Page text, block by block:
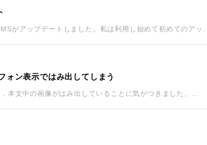
がアップデートしました。私は利用し始めて初めてのアッ...
ォン表示ではみ出してしまう
本文中の画像がはみ出していることに気がつきました。...